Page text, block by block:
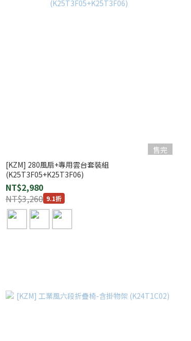
售完
[KZM] 280風扇+專用雲台套裝組
(K25T3F05+K25T3F06)
NT$2,980
NT$3,260 9.1折